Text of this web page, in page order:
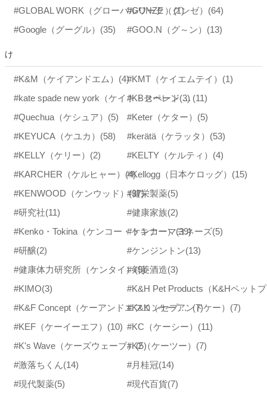
#GLOBAL WORK（グローバルワーク）(1)
#GUNZE（グンゼ） (64)
#Google（グーグル） (35) #GOO.N（グ～ン） (13)
け
#K&M（ケイアンドエム） (4)#KMT（ケイエムテイ） (1)
#kate spade new york（ケイト・スペード ニューヨーク） (11)
#KBセーレン(3)
#Quechua（ケシュア） (5) #Keter（ケター） (5)
#KEYUCA（ケユカ） (58) #kerätä（ケラッタ） (53)
#KELLY（ケリー） (2) #KELTY（ケルティ） (4)
#KARCHER（ケルヒャー） (4)
#Kellogg（日本ケロッグ） (15)
#KENWOOD（ケンウッド）(37)
#健栄製薬(5)
#研究社(11) #健康家族(2)
#Kenko・Tokina（ケンコー・トキナー）(39)
#ケンコーマヨネーズ(5)
#研醸(2) #ケンジントン(13)
#健康体力研究所（ケンタイ）(9)
#剣菱酒造(3)
#KIMO(3)
#K&F Concept（ケーアンドエフコンセプト） (7)
#K&K（ケーアンドケー） (7)
#KEF（ケーイーエフ） (10) #KC（ケーシー） (11)
#K's Wave（ケーズウェーブ）(5)
#K2（ケーツー） (7)
#激落ちくん(14) #月桂冠(14)
#現代製薬(5) #現代百貨(7)